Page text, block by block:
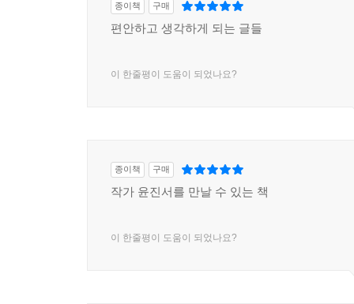
종이책 구매
편안하고 생각하게 되는 글들
이 한줄평이 도움이 되었나요?
종이책 구매
작가 윤진서를 만날 수 있는 책
이 한줄평이 도움이 되었나요?